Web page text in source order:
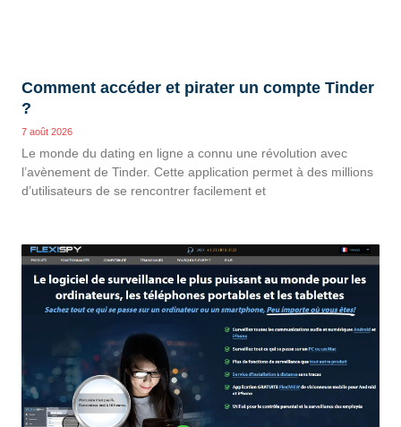
Comment accéder et pirater un compte Tinder
?
7 août 2026
Le monde du dating en ligne a connu une révolution avec
l’avènement de Tinder. Cette application permet à des millions
d’utilisateurs de se rencontrer facilement et